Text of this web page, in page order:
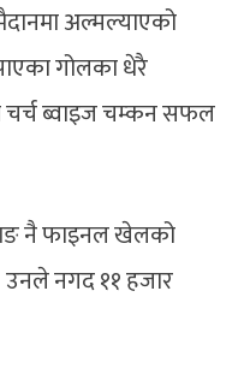
अल्मल्याएको
गोलका धेरै
चर्च ब्वाइज चम्कन सफल
नै फाइनल खेलको
उनले नगद ११ हजार